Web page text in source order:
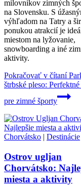
milovníkov zimných
na Slovensku. S
výhľadom na Tatry a
ponukou atrakcií je
miestom na lyžovanie,
snowboarding a iné
aktivity.
Pokračovať v čítaní
štrbské pleso:
pre zimné športy
Chorvátsko | Destinácie
Ostrov ugljan
Chorvátsko:
miesta a aktivity